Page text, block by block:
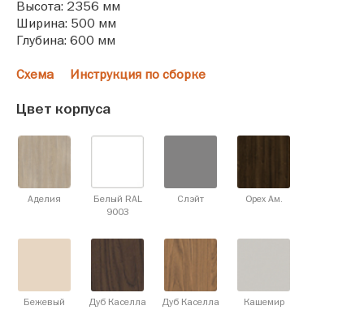
Высота: 2356 мм
Ширина: 500 мм
Глубина: 600 мм
Схема Инструкция по сборке
Цвет корпуса
Аделия
Белый RAL
9003
Слэйт Орех Ам.
Бежевый
Дуб Каселла
Дуб Каселла
Кашемир